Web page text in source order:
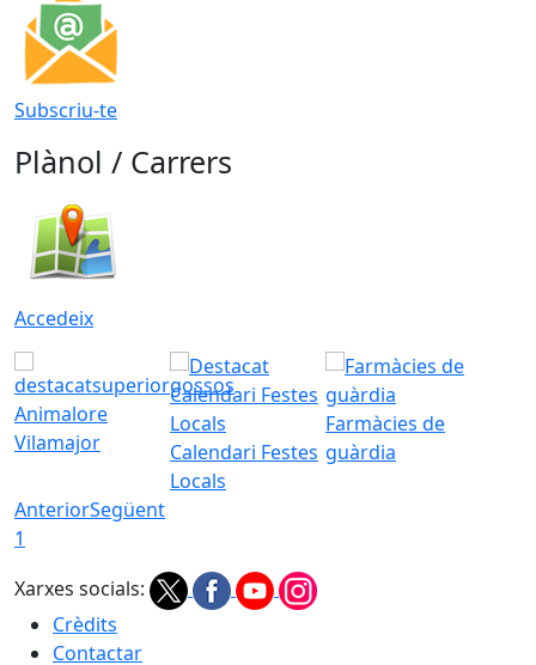
Subscriu-te
Plànol / Carrers
Accedeix
Animalore
Vilamajor
Calendari Festes
Locals
Farmàcies de
guàrdia
AnteriorSegüent
1
Xarxes socials:
Crèdits
Contactar